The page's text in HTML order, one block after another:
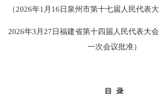
（2026年1月16日泉州市第十七届人民代表
2026年3月27日福建省第十四届人民代表大
一次会议批准）
目 录